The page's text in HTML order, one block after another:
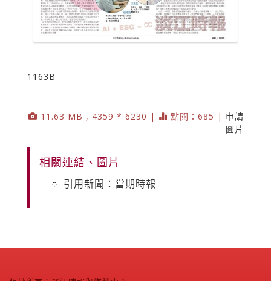
1163B
11.63 MB , 4359 * 6230 | 點閱：685 | 申請
圖片
相關連結、圖片
引用新聞：當期時報